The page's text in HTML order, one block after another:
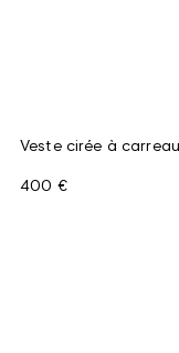
Veste cirée à
400 €